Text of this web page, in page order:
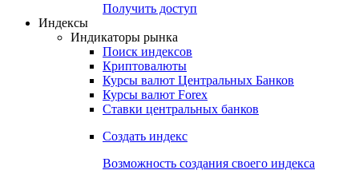
Получить доступ
Индексы
Индикаторы рынка
Поиск индексов
Криптовалюты
Курсы валют Центральных Банков
Курсы валют Forex
Ставки центральных банков
Создать индекс
Возможность создания своего индекса